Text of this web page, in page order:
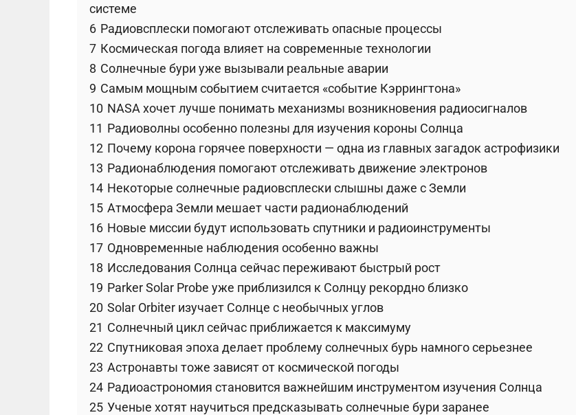
системе
6 Радиовсплески помогают отслеживать опасные процессы
7 Космическая погода влияет на современные технологии
8 Солнечные бури уже вызывали реальные аварии
9 Самым мощным событием считается «событие Кэррингтона»
10 NASA хочет лучше понимать механизмы возникновения радиосигналов
11 Радиоволны особенно полезны для изучения короны Солнца
12 Почему корона горячее поверхности — одна из главных загадок астрофизики
13 Радионаблюдения помогают отслеживать движение электронов
14 Некоторые солнечные радиовсплески слышны даже с Земли
15 Атмосфера Земли мешает части радионаблюдений
16 Новые миссии будут использовать спутники и радиоинструменты
17 Одновременные наблюдения особенно важны
18 Исследования Солнца сейчас переживают быстрый рост
19 Parker Solar Probe уже приблизился к Солнцу рекордно близко
20 Solar Orbiter изучает Солнце с необычных углов
21 Солнечный цикл сейчас приближается к максимуму
22 Спутниковая эпоха делает проблему солнечных бурь намного серьезнее
23 Астронавты тоже зависят от космической погоды
24 Радиоастрономия становится важнейшим инструментом изучения Солнца
25 Ученые хотят научиться предсказывать солнечные бури заранее